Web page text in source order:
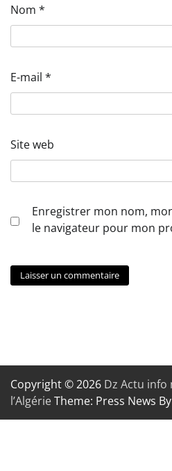
Nom *
E-mail *
Site web
Enregistrer mon nom,
le navigateur pour mon
Copyright © 2026 Dz Actu info
l’AlgérieTheme: Press News By